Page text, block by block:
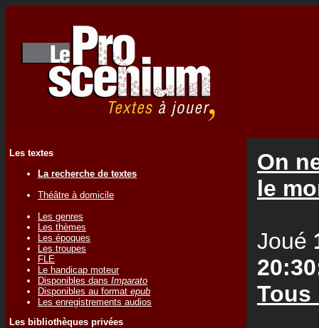
Les textes
La recherche de textes
Théâtre à domicile
Les genres
Les thèmes
Les époques
Les troupes
FLE
Le handicap moteur
Disponibles dans Imparato
Disponibles au format epub
Les enregistrements audios
Les bibliothèques privées
On
le
Joué
Tous